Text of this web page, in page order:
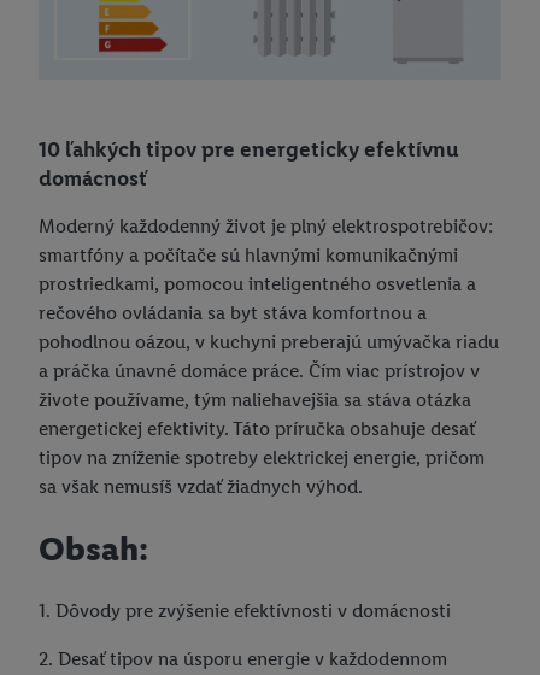
Rifľový sprievodca pre mužov
Právne informácie
Cookies ustanovenia
Impressum
Všeobecné obchodné podmienky
Právo na odstúpenie od zmluvy
Compliance
Ochrana osobných údajov
Ochrana osobných údajov na našich webových stránkach
Informácie o ochrane osobných údajov pre naše sociálne siete
Informácie o ochrane osobných údajov pre dotazník Medallia
Informácie o spracúvaní osobných údajov prostredníctvom
kamerového systému
Smart Home
Energetický štítok
Úspora energie v domácnosti
Chráňme životné prostredie a recyklujme spolu!
Výročné správy
10 ľahkých tipov pre energeticky efektívnu
domácnosť
Moderný každodenný život je plný elektrospotrebičov:
smartfóny a počítače sú hlavnými komunikačnými
prostriedkami, pomocou inteligentného osvetlenia a
rečového ovládania sa byt stáva komfortnou a
pohodlnou oázou, v kuchyni preberajú umývačka riadu
a práčka únavné domáce práce. Čím viac prístrojov v
živote používame, tým naliehavejšia sa stáva otázka
energetickej efektivity. Táto príručka obsahuje desať
tipov na zníženie spotreby elektrickej energie, pričom
sa však nemusíš vzdať žiadnych výhod.
Obsah:
1. Dôvody pre zvýšenie efektívnosti v domácnosti
2. Desať tipov na úsporu energie v každodennom